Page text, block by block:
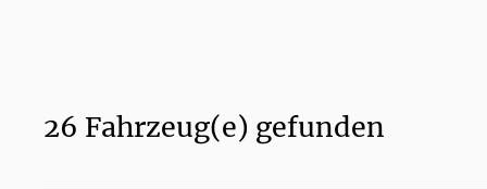
26 Fahrzeug(e) gefunden